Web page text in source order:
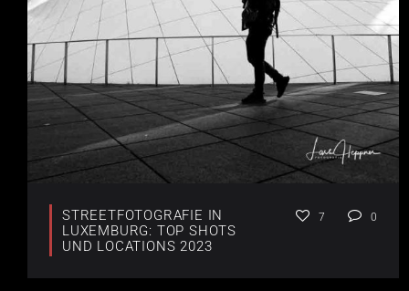
STREETFOTOGRAFIE IN
LUXEMBURG: TOP SHOTS
UND LOCATIONS 2023
7 0